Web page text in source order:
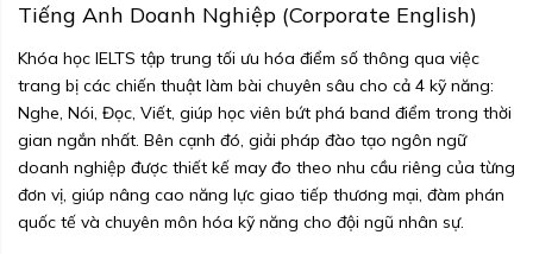
Tiếng Anh Doanh Nghiệp (Corporate English)
Khóa học IELTS tập trung tối ưu hóa điểm số thông qua việc
trang bị các chiến thuật làm bài chuyên sâu cho cả 4 kỹ năng:
Nghe, Nói, Đọc, Viết, giúp học viên bứt phá band điểm trong thời
gian ngắn nhất. Bên cạnh đó, giải pháp đào tạo ngôn ngữ
doanh nghiệp được thiết kế may đo theo nhu cầu riêng của từng
đơn vị, giúp nâng cao năng lực giao tiếp thương mại, đàm phán
quốc tế và chuyên môn hóa kỹ năng cho đội ngũ nhân sự.